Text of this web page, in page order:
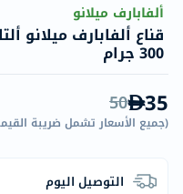
ألفابارف ميلانو
قناع ألفابارف ميلانو
300 جرام
35
50
(جميع الأسعار تشمل ضريبة
التوصيل اليوم